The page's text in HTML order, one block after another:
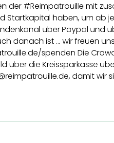
der #Reimpatrouille mit
Startkapital haben, um ab
über Paypal und
danach ist ... wir freuen
spenden Die
über die Kreissparkasse
damit wir